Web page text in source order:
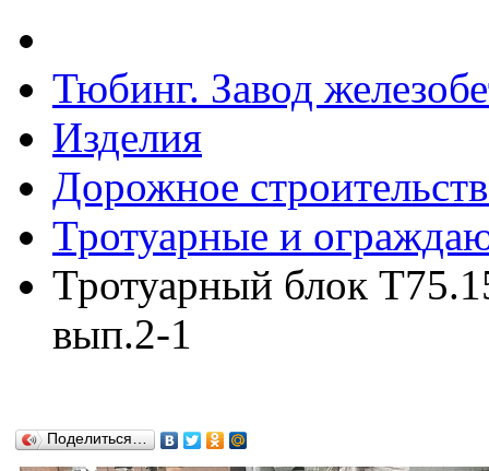
Тюбинг. Завод
Изделия
Дорожное
Тротуарные и
Тротуарный блок
вып.2-1
Поделиться…